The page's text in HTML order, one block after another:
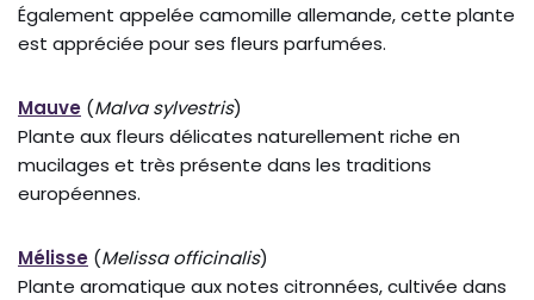
Également appelée camomille allemande, cette plante
est appréciée pour ses fleurs parfumées.
Mauve (Malva sylvestris)
Plante aux fleurs délicates naturellement riche en
mucilages et très présente dans les traditions
européennes.
Mélisse (Melissa officinalis)
Plante aromatique aux notes citronnées, cultivée dans